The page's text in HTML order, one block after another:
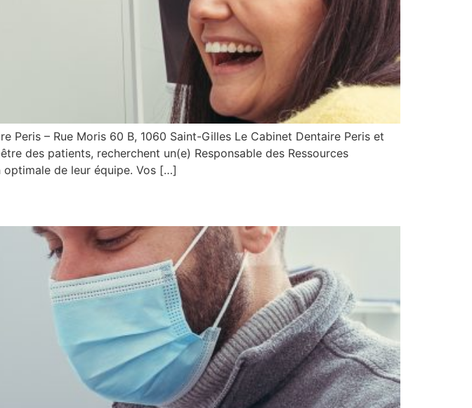
Peris – Rue Moris 60 B, 1060 Saint-Gilles Le Cabinet Dentaire Peris et
des patients, recherchent un(e) Responsable des Ressources
optimale de leur équipe. Vos […]